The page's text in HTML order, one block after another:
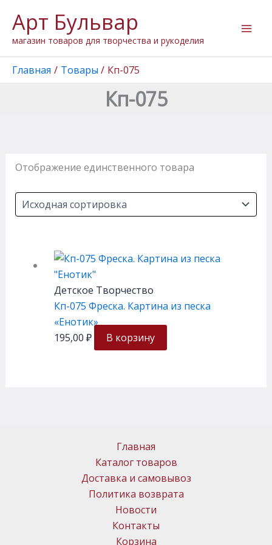
содержимому
Арт Бульвар
магазин товаров для творчества и рукоделия
Главная Товары Кп-075
Кп-075
Отображение единственного товара
Детское Творчество
Кп-075 Фреска. Картина из песка
«Енотик»
195,00 ₽ В корзину
Главная
Каталог товаров
Доставка и самовывоз
Политика возврата
Новости
Контакты
Корзина